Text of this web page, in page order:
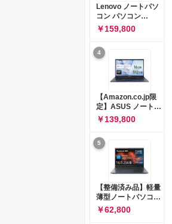
Lenovo ノートパソ
コン パソコン
IdeaPad Slim 3 14.0
インチ AMD
Ryzen™ 5 8640HS
メモリ16GB
SSD512GB
Microsoft 365 試用
版 Windows11 バッ
テリー駆動12.6時間
重量1.39kg ルナグレ
ー 83K9003JJP ノー
トPC
￥159,800
4
【Amazon.co.jp限
定】ASUS ノートパ
ソコン Vivobook 15
M1502NAQ 15.6イ
ンチ AMD Ryzen 7
170 メモリ16GB
SSD 512GB
Microsoft 365
Personal (24か月版)
搭載 Windows 11 重
量1.7kg Wi-Fi 6E ク
ワイエットブルー
M1502NAQ-
￥139,800
5
【整備済み品】軽量
薄型ノートパソコン
dynabook G83 ■
13.3型
￥62,800